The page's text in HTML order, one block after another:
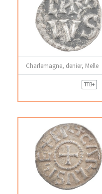
Charlemagne, denier, Melle
TTB+